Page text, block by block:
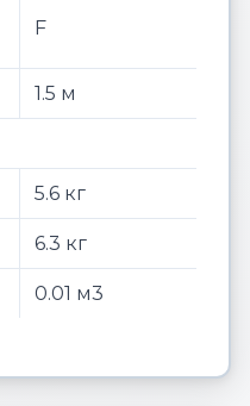
F
1.5 м
5.6 кг
6.3 кг
0.01 м3